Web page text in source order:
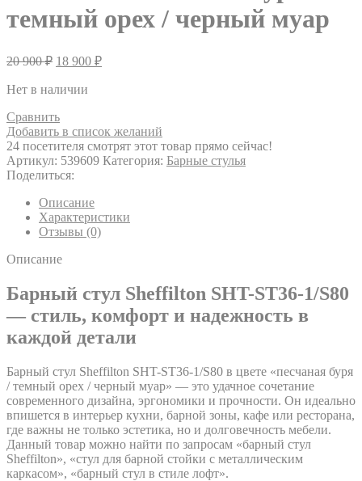
темный орех / черный муар
20 900₽ 18 900 ₽
Нет в наличии
Сравнить
Добавить в список желаний
24 посетителя смотрят этот товар прямо сейчас!
Артикул: 539609 Категория: Барные стулья
Поделиться:
Описание
Характеристики
Отзывы (0)
Описание
Барный стул Sheffilton SHT-ST36-1/S80
— стиль, комфорт и надежность в
каждой детали
Барный стул Sheffilton SHT-ST36-1/S80 в цвете «песчаная буря
/ темный орех / черный муар» — это удачное сочетание
современного дизайна, эргономики и прочности. Он идеально
впишется в интерьер кухни, барной зоны, кафе или ресторана,
где важны не только эстетика, но и долговечность мебели.
Данный товар можно найти по запросам «барный стул
Sheffilton», «стул для барной стойки с металлическим
каркасом», «барный стул в стиле лофт».